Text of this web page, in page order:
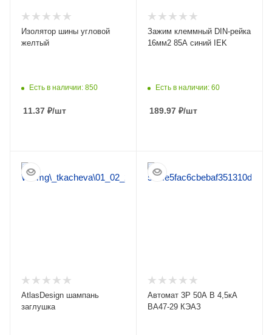
Изолятор шины угловой
желтый
Есть в наличии: 850
11.37 ₽/шт
Зажим клеммный DIN-рейка
16мм2 85А синий IEK
Есть в наличии: 60
189.97 ₽/шт
AtlasDesign шампань
заглушка
Автомат 3Р 50А B 4,5кА
ВА47-29 КЭАЗ